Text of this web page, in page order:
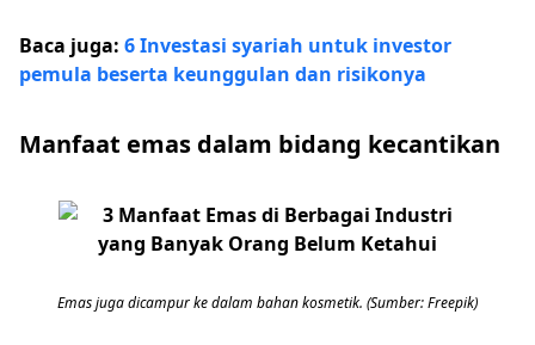
Baca juga: 6 Investasi syariah untuk investor
pemula beserta keunggulan dan risikonya
Manfaat emas dalam bidang kecantikan
Emas juga dicampur ke dalam bahan kosmetik. (Sumber: Freepik)